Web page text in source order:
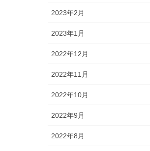
2023年2月
2023年1月
2022年12月
2022年11月
2022年10月
2022年9月
2022年8月